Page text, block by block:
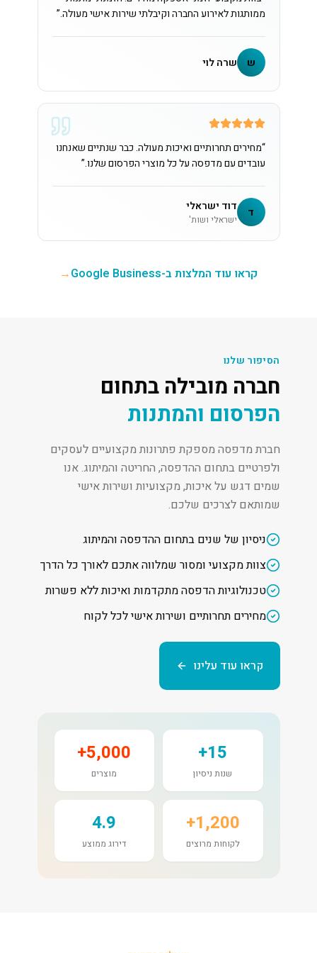
ממותגות לאירוע החברה וקיבלתי שירות אישי מעולה.”
ש שרה לוי
“מחירים תחרותיים ואיכות מעולה. כבר שנתיים שאנחנו
עובדים עם מדפסה על כל מוצרי הפרסום שלנו.”
ד דוד ישראלי
ישראלי ושות'
קראו עוד המלצות ב-Google Business →
הסיפור שלנו
חברה מובילה בתחום
הפרסום והמתנות
חברת מדפסה מספקת פתרונות מקצועיים לעסקים
ולפרטיים בתחום ההדפסה, החריטה והמיתוג. אנו
שמים דגש על איכות, מקצועיות ושירות אישי
שמותאם לצרכים שלכם.
ניסיון של שנים בתחום ההדפסה והמיתוג
צוות מקצועי ומסור שמלווה אתכם לאורך כל הדרך
טכנולוגיות הדפסה מתקדמות ואיכות ללא פשרות
מחירים תחרותיים ושירות אישי לכל לקוח
קראו עוד עלינו
15+
שנות ניסיון
5,000+
מוצרים
1,200+
לקוחות מרוצים
4.9
דירוג ממוצע